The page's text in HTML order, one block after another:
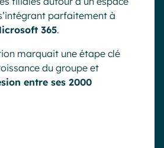
parfaitement à
365.
marquait une étape clé
du groupe et
entre ses 2000